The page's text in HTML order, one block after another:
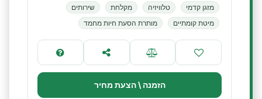
מזגן קדמי טלוויזיה מקלחת
שירותים
מיטת קומתיים
מותרת הסעת חיות מחמד
הזמנה \ הצעת מחיר